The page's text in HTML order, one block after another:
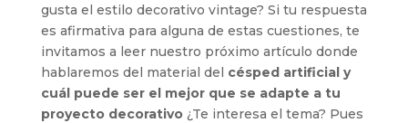
gusta el estilo decorativo vintage? Si tu respuesta
es afirmativa para alguna de estas cuestiones, te
invitamos a leer nuestro próximo artículo donde
hablaremos del material del césped artificial y
cuál puede ser el mejor que se adapte a tu
proyecto decorativo¿Te interesa el tema? Pues